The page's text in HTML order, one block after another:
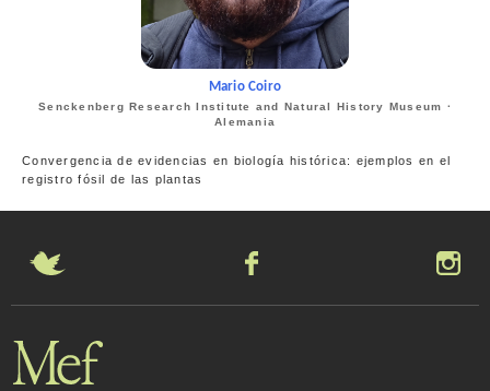
Mario Coiro
Senckenberg Research Institute and Natural History Museum ·
Alemania
Convergencia de evidencias en biología histórica: ejemplos en el
registro fósil de las plantas